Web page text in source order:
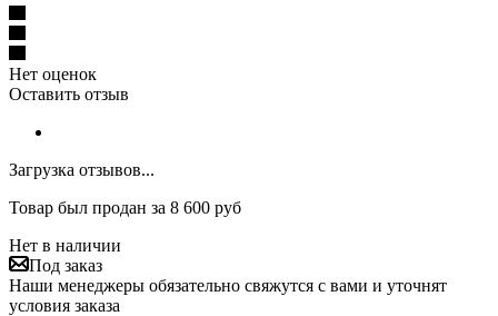
Нет оценок
Оставить отзыв
Загрузка отзывов...
Товар был продан за 8 600 руб
Нет в наличии
Под заказ
Наши менеджеры обязательно свяжутся с вами и уточнят
условия заказа